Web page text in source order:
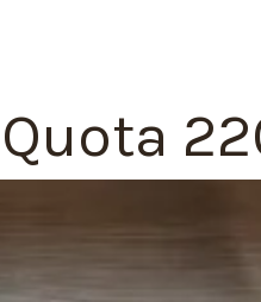
Quota